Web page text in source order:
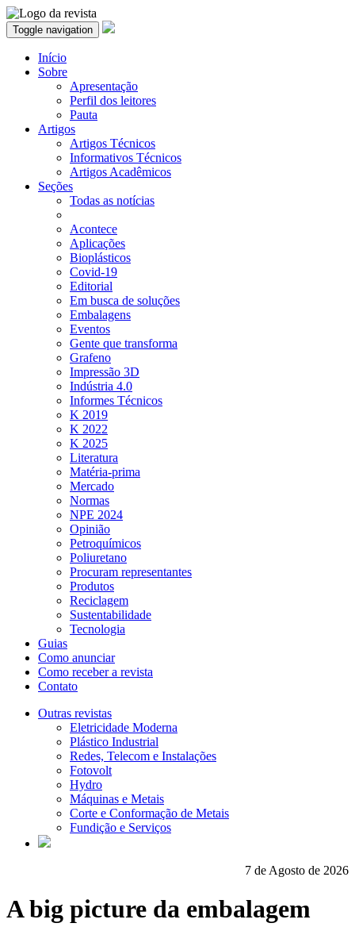
Toggle navigation
Início
Sobre
Apresentação
Perfil dos leitores
Pauta
Artigos
Artigos Técnicos
Informativos Técnicos
Artigos Acadêmicos
Seções
Todas as notícias
Acontece
Aplicações
Bioplásticos
Covid-19
Editorial
Em busca de soluções
Embalagens
Eventos
Gente que transforma
Grafeno
Impressão 3D
Indústria 4.0
Informes Técnicos
K 2019
K 2022
K 2025
Literatura
Matéria-prima
Mercado
Normas
NPE 2024
Opinião
Petroquímicos
Poliuretano
Procuram representantes
Produtos
Reciclagem
Sustentabilidade
Tecnologia
Guias
Como anunciar
Como receber a revista
Contato
Outras revistas
Eletricidade Moderna
Plástico Industrial
Redes, Telecom e Instalações
Fotovolt
Hydro
Máquinas e Metais
Corte e Conformação de Metais
Fundição e Serviços
7 de Agosto de 2026
A big picture da embalagem